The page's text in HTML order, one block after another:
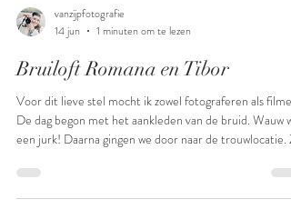
vanzijpfotografie
Bruiloft Romana en Tibor
De dag begon met het aankleden van de bruid. Wauw
een jurk! Daarna gingen we door naar de trouwlocatie.